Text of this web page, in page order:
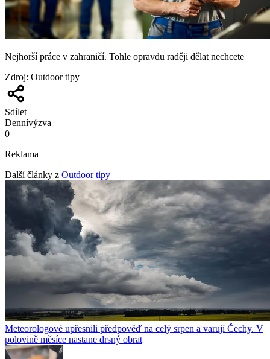
Nejhorší práce v zahraničí. Tohle opravdu raději dělat nechcete
Zdroj: Outdoor tipy
Sdílet
Dennívýzva
0
Reklama
Další články z Outdoor tipy
Meteorologové upřesnili předpověď na celý srpen a varují Čechy. V
polovině měsíce nastane drsný obrat